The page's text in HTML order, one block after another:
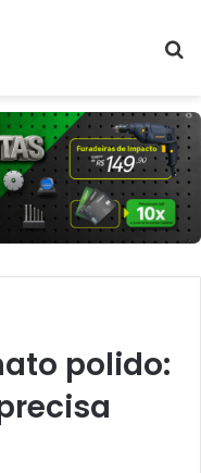
polido: